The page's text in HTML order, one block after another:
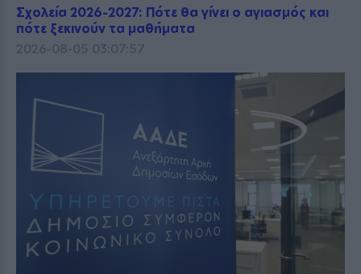
Σχολεία 2026-2027: Πότε θα γίνει ο αγιασμός και
πότε ξεκινούν τα μαθήματα
2026-08-05 03:07:57